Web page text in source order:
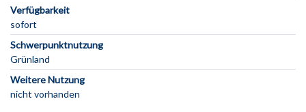
Verfügbarkeit
sofort
Schwerpunktnutzung
Grünland
Weitere Nutzung
nicht vorhanden